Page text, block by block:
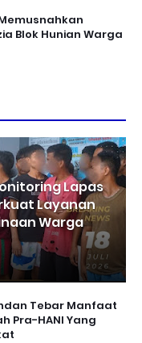
Blok Hunian Warga
Lapas
Layanan
Warga
Tebar Manfaat
Pra-HANI Yang